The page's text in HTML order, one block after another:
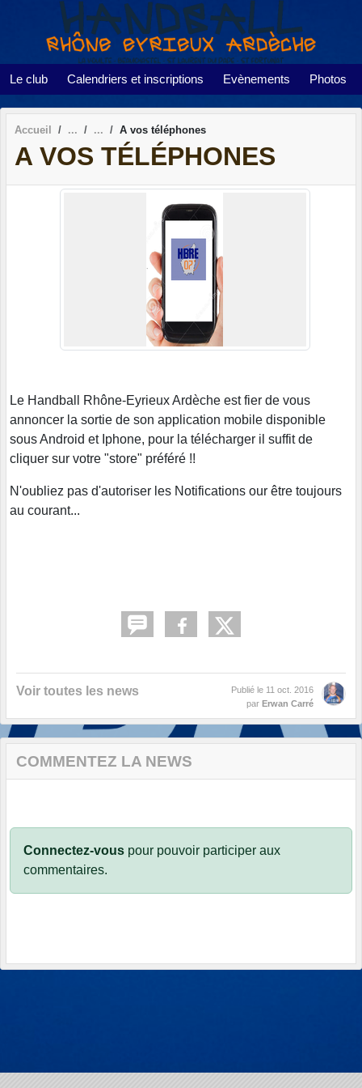
Le club Calendriers et inscriptions Evènements Photos
Accueil A vos téléphones
A VOS TÉLÉPHONES
Le Handball Rhône-Eyrieux Ardèche est fier de vous
annoncer la sortie de son application mobile disponible
sous Android et Iphone, pour la télécharger il suffit de
cliquer sur votre "store" préféré !!
N'oubliez pas d'autoriser les Notifications our être toujours
au courant...
Voir toutes les news Publié le 11 oct. 2016
par Erwan Carré
COMMENTEZ LA NEWS
Connectez-vous pour pouvoir participer aux
commentaires.
Panneau de gestion des cookies